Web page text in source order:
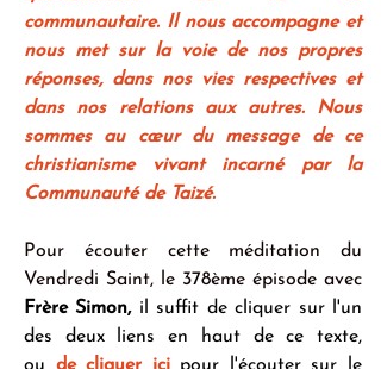
communautaire. Il nous accompagne et
nous met sur la voie de nos propres
réponses, dans nos vies respectives et
dans nos relations aux autres. Nous
sommes au cœur du message de ce
christianisme vivant incarné par la
Communauté de Taizé.
Pour écouter cette méditation du
Frère Simon, il suffit de cliquer sur l'un
des deux liens en haut de ce texte,